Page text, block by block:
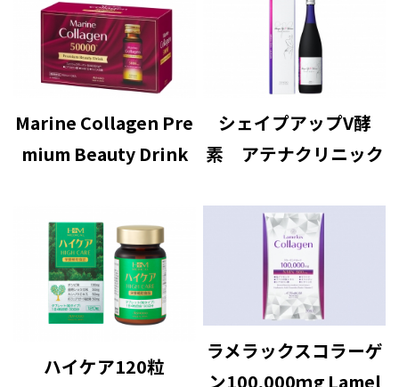
Marine Collagen Pre
mium Beauty Drink
シェイプアップV酵
素 アテナクリニック
ハイケア120粒
ラメラックスコラーゲ
ン100,000ｍg Lamel